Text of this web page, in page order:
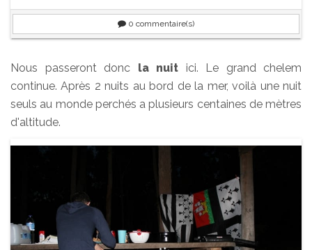
0 commentaire(s)
Nous passeront donc la nuit ici. Le grand chelem
continue. Après 2 nuits au bord de la mer, voilà une nuit
seuls au monde perchés a plusieurs centaines de mètres
d'altitude.